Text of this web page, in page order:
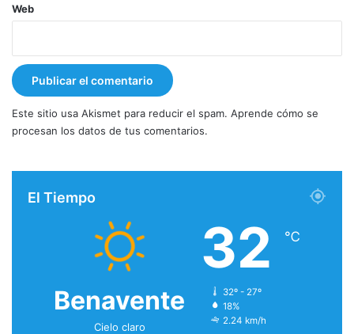
Web
Este sitio usa Akismet para reducir el spam. Aprende cómo se
procesan los datos de tus comentarios.
El Tiempo
Benavente
Cielo claro
32 ℃
32º - 27º
18%
2.24 km/h